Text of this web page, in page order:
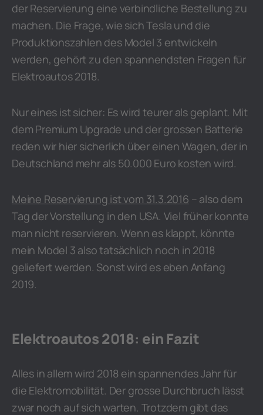
der Reservierung eine verbindliche Bestellung zu
machen. Die Frage, wie sich Tesla und die
Produktionszahlen des Model 3 entwickeln
werden, gehört zu den spannendsten Fragen für
Elektroautos 2018.
Nur eines ist sicher: Es wird teurer als geplant. Mit
dem Premium Upgrade und der grossen Batterie
reden wir hier sicherlich über einen Wagen, der in
Deutschland mehr als 50.000 Euro kosten wird.
Meine Reservierung ist vom 31.3.2016 – also dem
Tag der Vorstellung in den USA. Viel früher konnte
man nicht reservieren. Wenn es klappt, könnte
mein Model 3 also tatsächlich noch in 2018
geliefert werden. Sonst wird es eben Anfang
2019.
Elektroautos 2018: ein Fazit
Alles in allem wird 2018 ein spannendes Jahr für
die Elektromobilität. Der grosse Durchbruch lässt
zwar noch auf sich warten. Trotzdem gibt das